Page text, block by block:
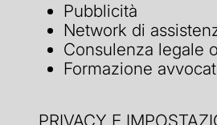
Pubblicità
Network di
Consulenza legale
Formazione
PRIVACY E